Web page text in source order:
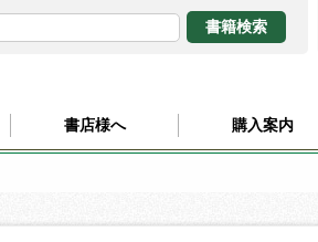
書店様へ 購入案内